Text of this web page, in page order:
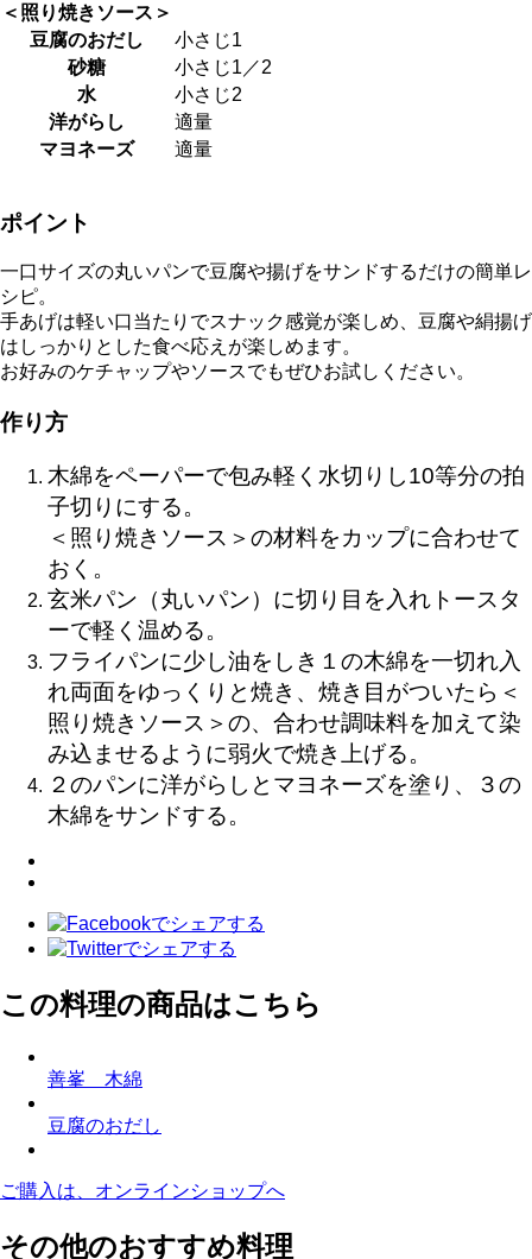
＜照り焼きソース＞
豆腐のおだし
小さじ1
砂糖
小さじ1／2
水
小さじ2
洋がらし
適量
マヨネーズ
適量
ポイント
一口サイズの丸いパンで豆腐や揚げをサンドするだけの簡単レ
シピ。
手あげは軽い口当たりでスナック感覚が楽しめ、豆腐や絹揚げ
はしっかりとした食べ応えが楽しめます。
お好みのケチャップやソースでもぜひお試しください。
作り方
木綿をペーパーで包み軽く水切りし10等分の拍
子切りにする。
＜照り焼きソース＞の材料をカップに合わせて
おく。
玄米パン（丸いパン）に切り目を入れトースタ
ーで軽く温める。
フライパンに少し油をしき１の木綿を一切れ入
れ両面をゆっくりと焼き、焼き目がついたら＜
照り焼きソース＞の、合わせ調味料を加えて染
み込ませるように弱火で焼き上げる。
２のパンに洋がらしとマヨネーズを塗り、３の
木綿をサンドする。
この料理の商品はこちら
善峯 木綿
豆腐のおだし
ご購入は、オンラインショップへ
その他のおすすめ料理